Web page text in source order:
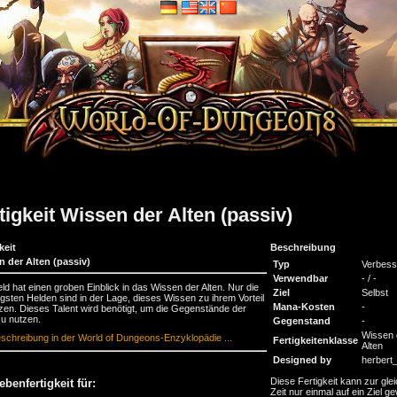
Wissen der Alten (passiv)
Beschreibung
der Alten (passiv)
hat einen groben Einblick in das Wissen der Alten. Nur die
Helden sind in der Lage, dieses Wissen zu ihrem Vorteil
Dieses Talent wird benötigt, um die Gegenstände der
nutzen.
in der World of Dungeons-Enzyklopädie ...
für:
Typ
Verwendbar
- / -
Ziel
Selbst
Mana-Kosten
-
Gegenstand
-
Fertigkeitenklasse Wissen
Alten
Designed by
herbert_
Diese Fertigkeit kann zur
Zeit nur einmal auf ein Ziel